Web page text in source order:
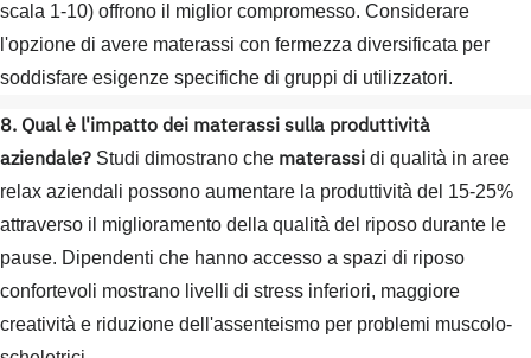
scala 1-10) offrono il miglior compromesso. Considerare
l'opzione di avere materassi con fermezza diversificata per
soddisfare esigenze specifiche di gruppi di utilizzatori.
8. Qual è l'impatto dei materassi sulla produttività
aziendale? Studi dimostrano che materassi di qualità in aree
relax aziendali possono aumentare la produttività del 15-25%
attraverso il miglioramento della qualità del riposo durante le
pause. Dipendenti che hanno accesso a spazi di riposo
confortevoli mostrano livelli di stress inferiori, maggiore
creatività e riduzione dell'assenteismo per problemi muscolo-